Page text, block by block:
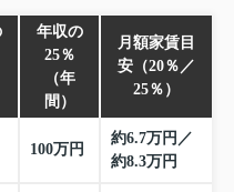
年収の
25％
（年
間）
月額家賃目
安（20％／
25％）
100万円
約6.7万円／
約8.3万円